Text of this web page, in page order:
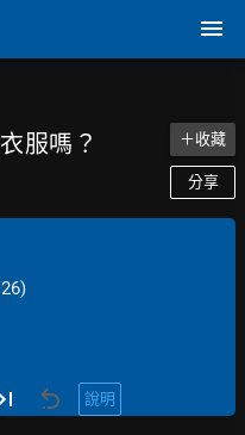
服嗎？ ＋收藏
分享
說明